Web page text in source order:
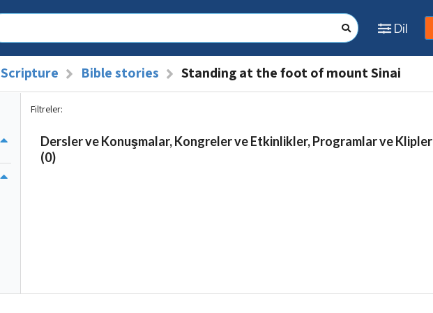
Dil
Scripture Bible stories Standing at the foot of mount Sinai
Filtreler:
Dersler ve Konuşmalar, Kongreler ve Etkinlikler, Programlar ve Klipler
(0)